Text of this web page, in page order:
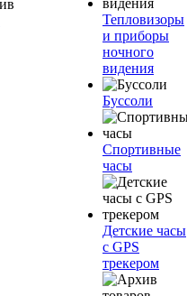
Тепловизоры
и приборы
ночного
видения
Буссоли
Спортивные
часы
Детские часы
с GPS
трекером